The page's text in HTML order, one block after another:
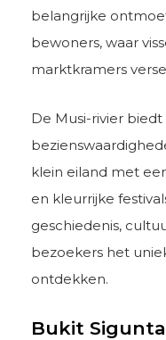
belangrijke
bewoners, waar
marktkramers
De Musi-rivier
klein eiland met
en kleurrijke
geschiedenis,
bezoekers het
ontdekken.
Bukit